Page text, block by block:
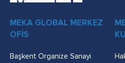
MEKA GLOBAL MERKEZ
OFİS
Başkent Organize Sanayi